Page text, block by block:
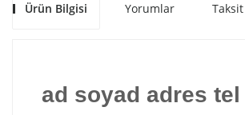
Ürün Bilgisi Yorumlar
ad soyad adres tel